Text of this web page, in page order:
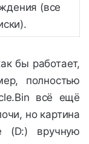
(все
бы работает,
полностью
всё ещё
но картина
(D:) вручную